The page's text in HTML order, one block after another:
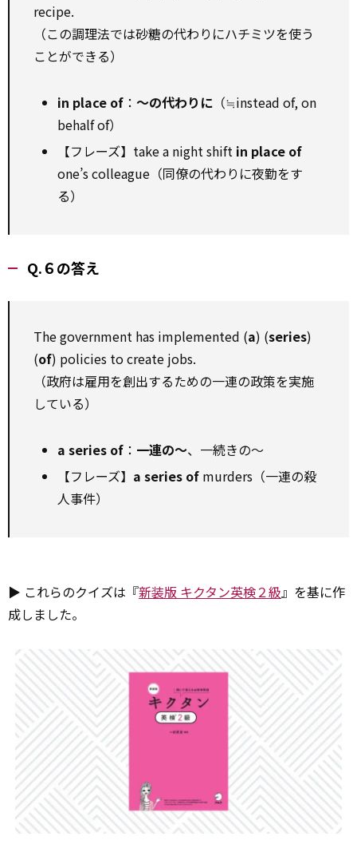
recipe.
（この調理法では砂糖の代わりにハチミツを使う
ことができる）
in place of ： 〜の代わりに （≒instead of, on
behalf of）
【フレーズ】take a night shift in place of
one’s colleague（同僚の代わりに夜勤をす
る）
Q.６の答え
The government has implemented (a) (series)
(of) policies to create jobs.
（政府は雇用を創出するための一連の政策を実施
している）
a series of ： 一連の〜、一続きの〜
【フレーズ】 a series of murders（一連の殺
人事件）
▶ これらのクイズは『新装版 キクタン英検２級』を基に作
成しました。